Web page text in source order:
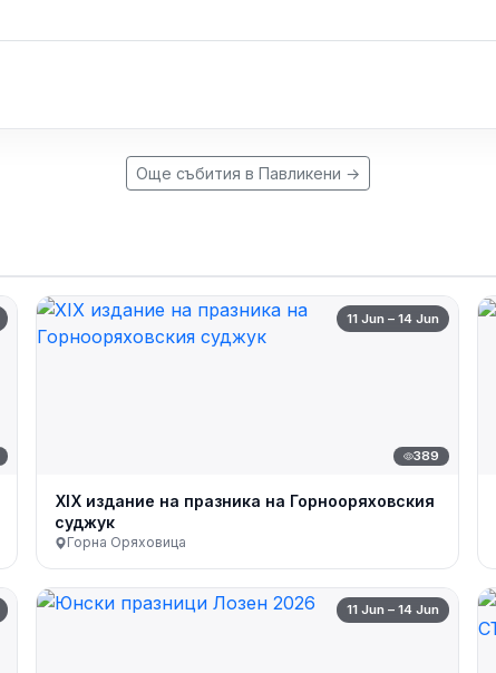
Още събития в Павликени →
11 Jun – 14 Jun
389
XIX издание на празника на Горнооряховския
суджук
Горна Оряховица
11 Jun – 14 Jun